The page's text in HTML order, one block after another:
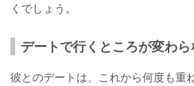
くでしょう。
デートで行くところが変わ
彼とのデートは、これから何度も重